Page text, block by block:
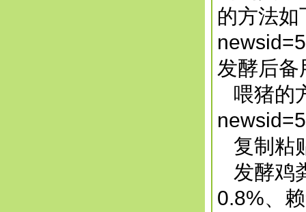
的方法如
发酵后备
喂猪的
复制粘
发酵鸡
0.8%、